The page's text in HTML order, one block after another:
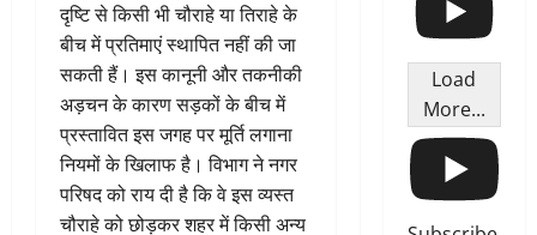
दृष्टि से किसी भी चौराहे या तिराहे के
बीच में प्रतिमाएं स्थापित नहीं की जा
सकती हैं। इस कानूनी और तकनीकी
अड़चन के कारण सड़कों के बीच में
प्रस्तावित इस जगह पर मूर्ति लगाना
नियमों के खिलाफ है। विभाग ने नगर
परिषद को राय दी है कि वे इस व्यस्त
चौराहे को छोड़कर शहर में किसी अन्य
Load
More...